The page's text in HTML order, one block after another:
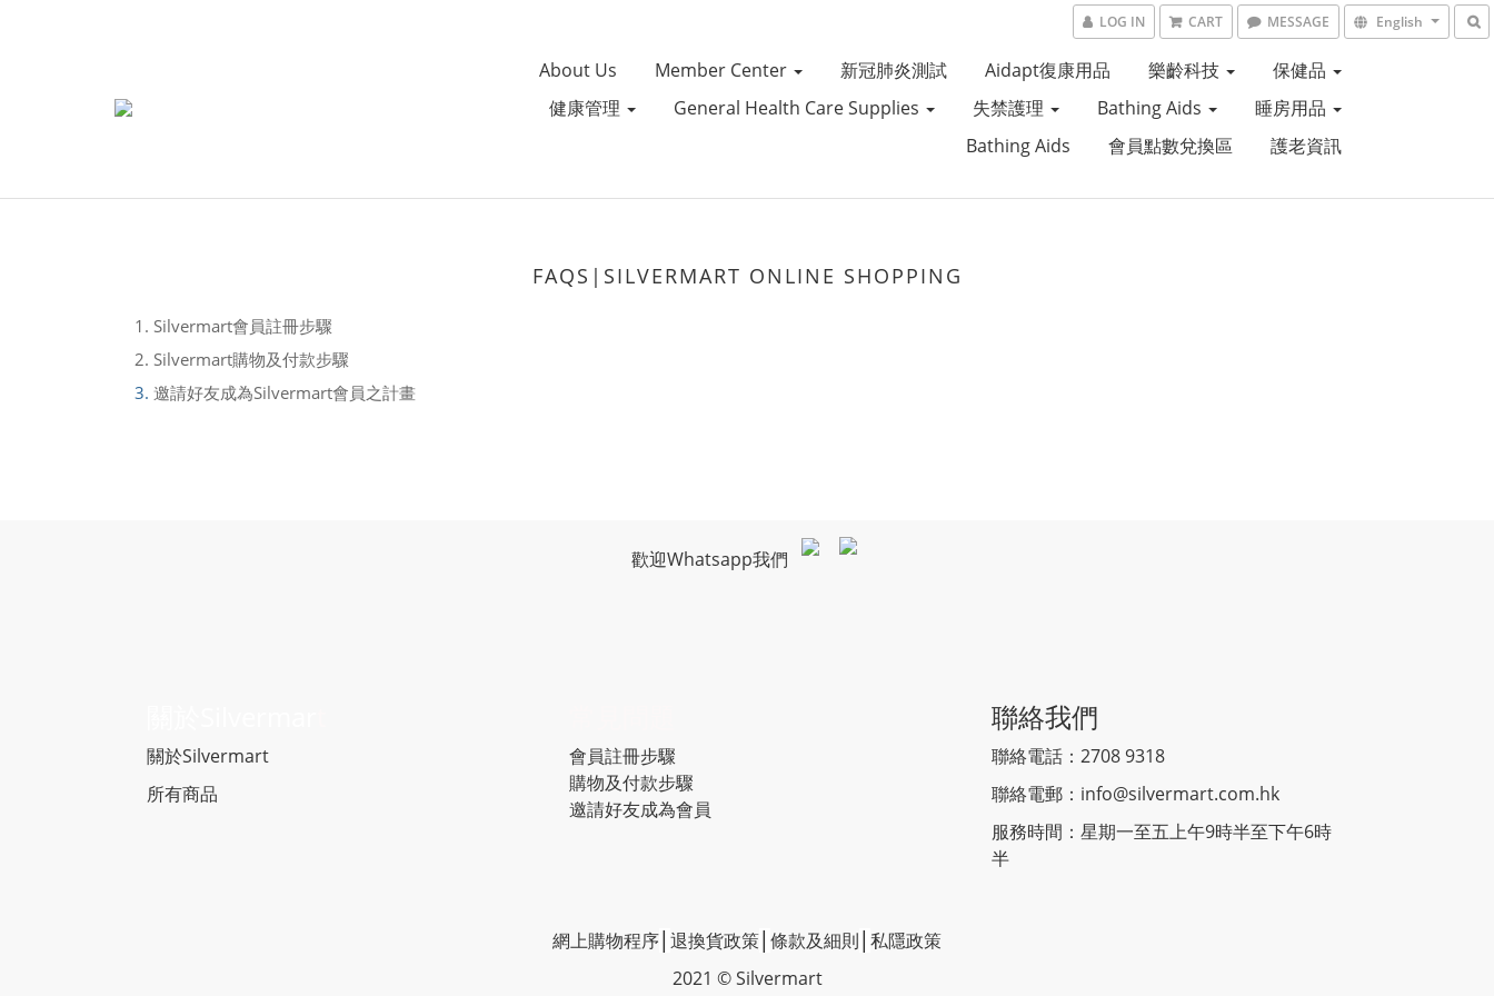
LOG IN CART MESSAGE English
About Us Member Center 新冠肺炎測試 Aidapt復康用品 樂齡科技
保健品
健康管理
General Health Care Supplies 失禁護理 Bathing Aids
睡房用品
Bathing Aids
會員點數兌換區 護老資訊
FAQS|SILVERMART ONLINE SHOPPING
1. Silvermart會員註冊步驟
2. Silvermart購物及付款步驟
3. 邀請好友成為Silvermart會員之計畫
歡迎Whatsapp我們
關於Silvermart
所有商品
會員註冊步驟
購物及付款步驟
邀請好友成為會員
聯絡我們
聯絡電話：2708 9318
聯絡電郵： info@silvermart.com.hk
服務時間：星期一至五上午9時半至下午6時
半
網上購物程序 退換貨政策 條款及細則 私隱政策
2021 © Silvermart